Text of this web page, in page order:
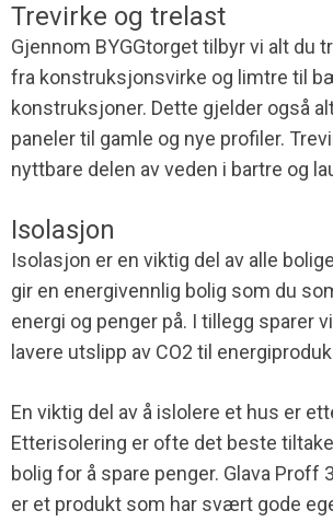
Trevirke og trelast
Gjennom BYGGtorget tilbyr vi alt du
fra konstruksjonsvirke og limtre til
konstruksjoner. Dette gjelder også
paneler til gamle og nye profiler.
nyttbare delen av veden i bartre og
Isolasjon
Isolasjon er en viktig del av alle
gir en energivennlig bolig som du
energi og penger på. I tillegg sparer
lavere utslipp av CO2 til
En viktig del av å islolere et hus er
Etterisolering er ofte det beste
bolig for å spare penger. Glava Proff
er et produkt som har svært gode